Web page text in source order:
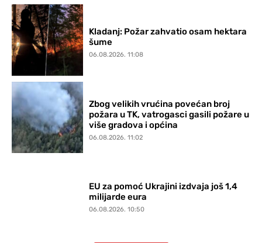
Kladanj: Požar zahvatio osam hektara
šume
06.08.2026. 11:08
Zbog velikih vrućina povećan broj
požara u TK, vatrogasci gasili požare u
više gradova i općina
06.08.2026. 11:02
EU za pomoć Ukrajini izdvaja još 1,4
milijarde eura
06.08.2026. 10:50